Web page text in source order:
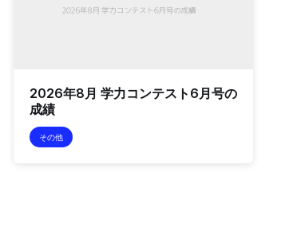
2026年8月 学力コンテスト6月号の
成績
その他